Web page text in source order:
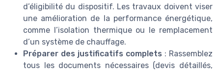
d’éligibilité du dispositif. Les travaux doivent viser
une amélioration de la performance énergétique,
comme l’isolation thermique ou le remplacement
d’un système de chauffage.
Préparer des justificatifs complets : Rassemblez
tous les documents nécessaires (devis détaillés,